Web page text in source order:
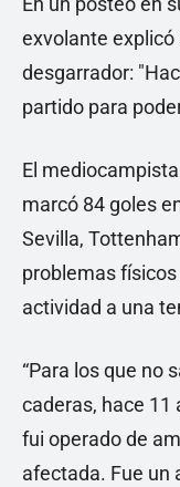
exvolante
desgarrador:
partido para
El
marcó 84 goles
Sevilla,
problemas
actividad a una
“Para los que no
caderas, hace 11
fui operado de
afectada. Fue un